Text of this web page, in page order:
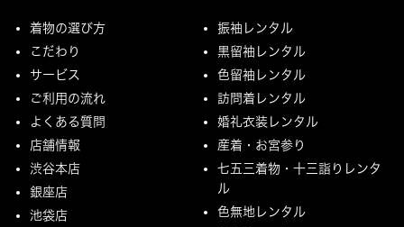
着物の選び方
こだわり
サービス
ご利用の流れ
よくある質問
店舗情報
渋谷本店
銀座店
池袋店
振袖レンタル
黒留袖レンタル
色留袖レンタル
訪問着レンタル
婚礼衣装レンタル
産着・お宮参り
七五三着物・十三詣りレンタ
ル
色無地レンタル